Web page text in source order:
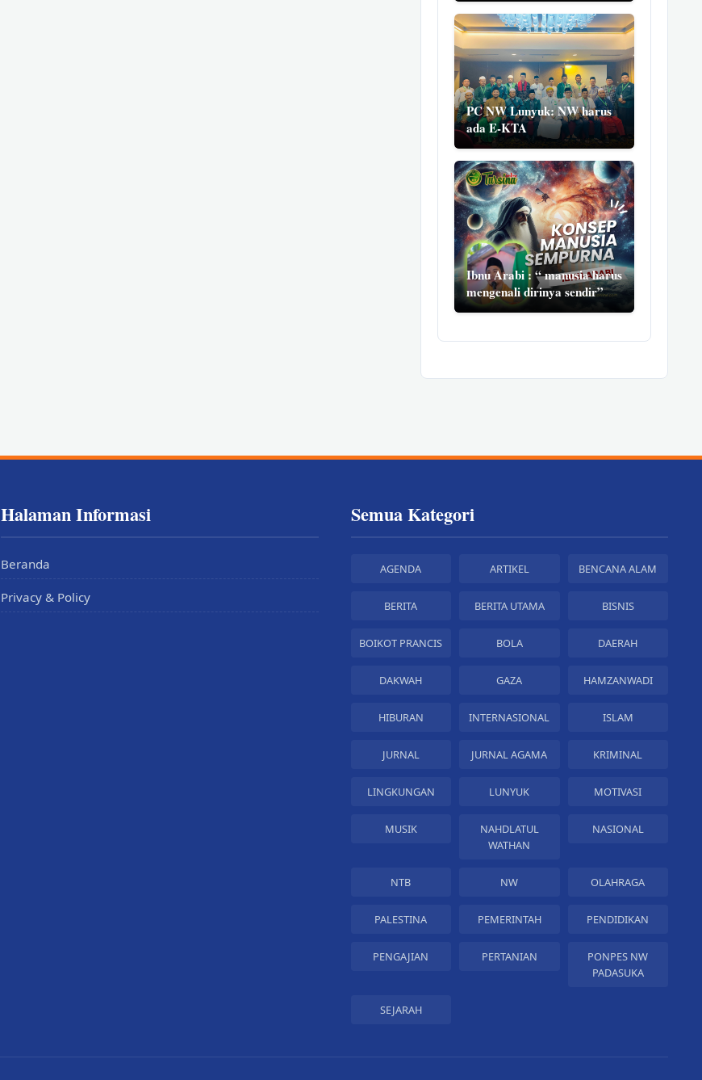
PC NW Lunyuk: NW harus
ada E-KTA
Ibnu Arabi : “ manusia harus
mengenali dirinya sendir”
Halaman Informasi
Beranda
Privacy & Policy
Semua Kategori
AGENDA ARTIKEL BENCANA ALAM
BERITA BERITA UTAMA BISNIS
BOIKOT PRANCIS BOLA DAERAH
DAKWAH GAZA HAMZANWADI
HIBURAN INTERNASIONAL ISLAM
JURNAL JURNAL AGAMA KRIMINAL
LINGKUNGAN LUNYUK MOTIVASI
MUSIK
NAHDLATUL
WATHAN
NASIONAL
NTB NW OLAHRAGA
PALESTINA PEMERINTAH PENDIDIKAN
PENGAJIAN PERTANIAN
PONPES NW
PADASUKA
SEJARAH